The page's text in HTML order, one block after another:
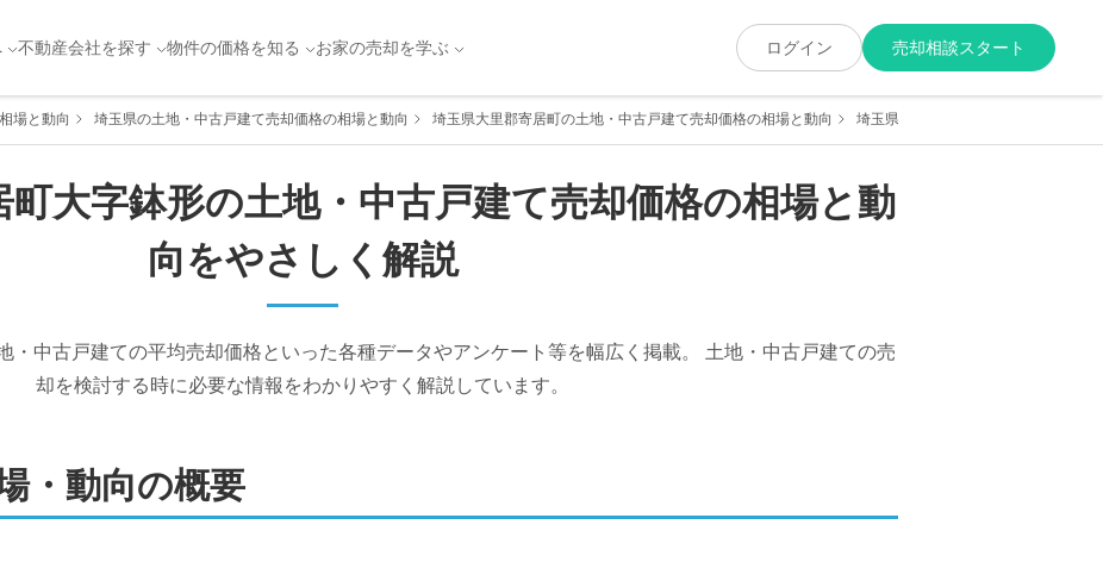
不動産会社を探す 物件の価格を知る お家の売却を学ぶ ログイン 売却相談スタート
場と動向 埼玉県の土地・中古戸建て売却価格の相場と動向 埼玉県大里郡寄居町の土地・中古戸建て売却価格の相場と動向 埼玉県大里郡寄居町大字鉢形の土地
町大字鉢形の土地・中古戸建て売却価格の相場と動
向をやさしく解説
・中古戸建ての平均売却価格といった各種データやアンケート等を幅広く掲載。 土地・中古戸建ての売
却を検討する時に必要な情報をわかりやすく解説しています。
・動向の概要